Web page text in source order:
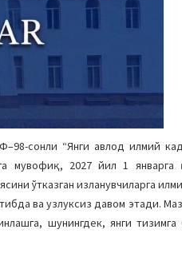
сонли “Янги авлод илмий
мувофиқ, 2027 йил 1
ўтказган изланувчиларга
ва узлуксиз давом этади.
шунингдек, янги